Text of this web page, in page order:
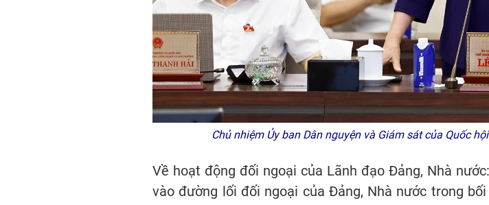
Chủ nhiệm Ủy ban Dân nguyện và Giám sát của Quốc
Về hoạt động đối ngoại của Lãnh đạo Đảng, Nhà
vào đường lối đối ngoại của Đảng, Nhà nước trong